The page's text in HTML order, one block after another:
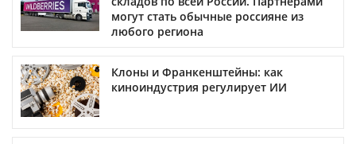
могут стать обычные россияне из
любого региона
Клоны и Франкенштейны: как
киноиндустрия регулирует ИИ